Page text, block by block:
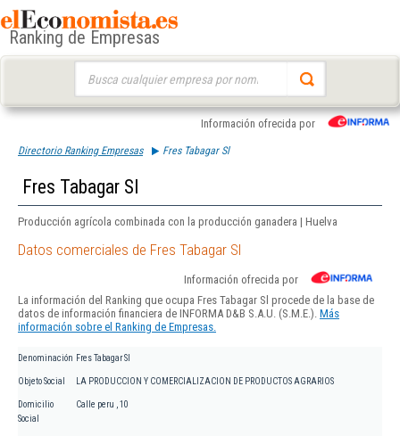
Ranking de Empresas
Información ofrecida por
Directorio Ranking Empresas Fres Tabagar Sl
Fres Tabagar Sl
Producción agrícola combinada con la producción ganadera | Huelva
Datos comerciales de Fres Tabagar Sl
Información ofrecida por
La información del Ranking que ocupa Fres Tabagar Sl procede de la base de
datos de información financiera de INFORMA D&B S.A.U. (S.M.E.). Más
información sobre el Ranking de Empresas.
Denominación Fres Tabagar Sl
Objeto Social LA PRODUCCION Y COMERCIALIZACION DE PRODUCTOS AGRARIOS
Domicilio
Social
Calle peru , 10